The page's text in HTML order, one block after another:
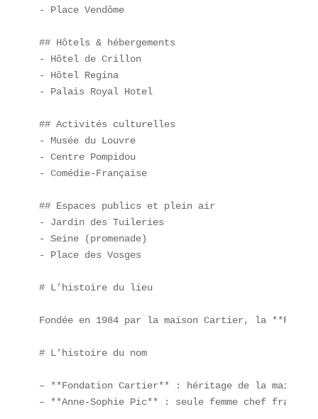
- Place Vendôme
## Hôtels & hébergements
- Hôtel de Crillon
- Hôtel Regina
- Palais Royal Hotel
## Activités culturelles
- Musée du Louvre
- Centre Pompidou
- Comédie-Française
## Espaces publics et plein air
- Jardin des Tuileries
- Seine (promenade)
- Place des Vosges
# L’histoire du lieu
Fondée en 1984 par la maison Cartier, la
# L’histoire du nom
– **Fondation Cartier** : héritage de la
– **Anne-Sophie Pic** : seule femme chef